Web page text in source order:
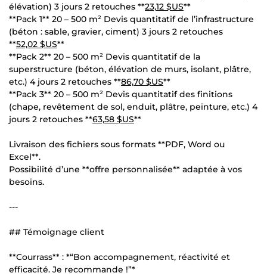
élévation) 3 jours 2 retouches **23,12 $US**
**Pack 1** 20 – 500 m² Devis quantitatif de l’infrastructure
(béton : sable, gravier, ciment) 3 jours 2 retouches
**52,02 $US**
**Pack 2** 20 – 500 m² Devis quantitatif de la
superstructure (béton, élévation de murs, isolant, plâtre,
etc.) 4 jours 2 retouches **86,70 $US**
**Pack 3** 20 – 500 m² Devis quantitatif des finitions
(chape, revêtement de sol, enduit, plâtre, peinture, etc.) 4
jours 2 retouches **63,58 $US**
Livraison des fichiers sous formats **PDF, Word ou
Excel**.
Possibilité d’une **offre personnalisée** adaptée à vos
besoins.
---
## Témoignage client
**Courrass** : *“Bon accompagnement, réactivité et
efficacité. Je recommande !”*